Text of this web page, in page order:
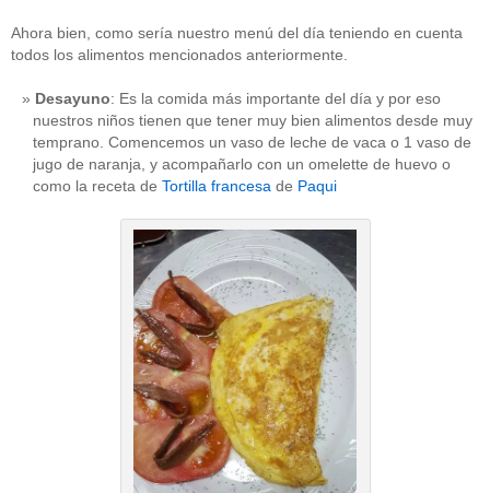
Ahora bien, como sería nuestro menú del día teniendo en cuenta
todos los alimentos mencionados anteriormente.
Desayuno: Es la comida más importante del día y por eso
nuestros niños tienen que tener muy bien alimentos desde muy
temprano. Comencemos un vaso de leche de vaca o 1 vaso de
jugo de naranja, y acompañarlo con un omelette de huevo o
como la receta de Tortilla francesa de Paqui